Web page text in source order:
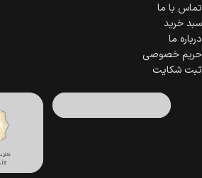
تماس با ما
سبد خرید
درباره ما
حریم خصوصی
ثبت شکایت